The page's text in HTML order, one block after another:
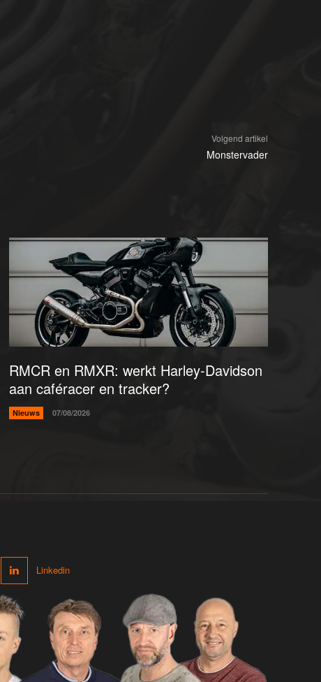
Volgend artikel
Monstervader
RMCR en RMXR: werkt Harley-Davidson
aan caféracer en tracker?
Nieuws 07/08/2026
Linkedin